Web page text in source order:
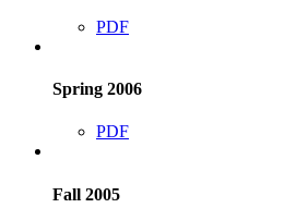
PDF
Spring 2006
PDF
Fall 2005